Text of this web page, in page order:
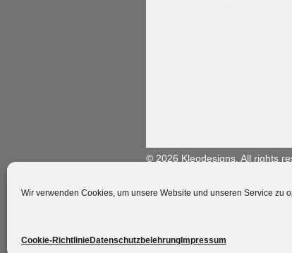
Wir verwenden Cookies, um unsere Website und unseren Service zu
Cookie-RichtlinieDatenschutzbelehrung Impressum
© 2026 Kleodesigns. All rights